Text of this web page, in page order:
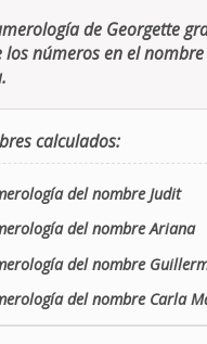
de Georgette
números en el
calculados:
del nombre Judit
del nombre Ariana
del nombre
del nombre Carla